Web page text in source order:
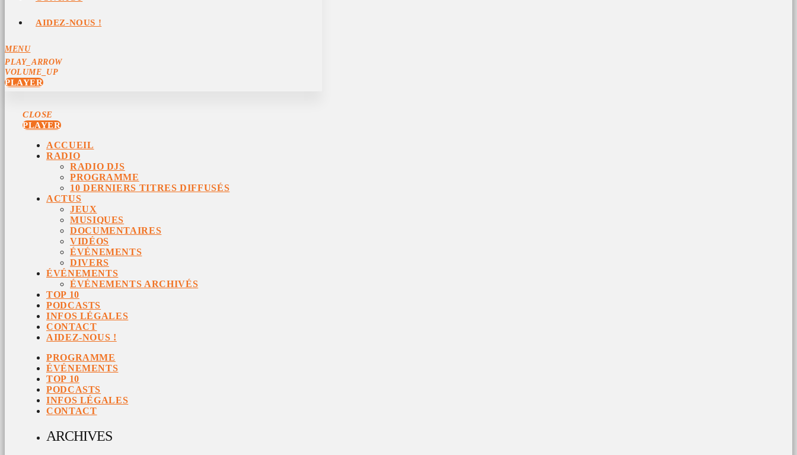
AIDEZ-NOUS !
MENU
PLAY_ARROW
VOLUME_UP
PLAYER
CLOSE
PLAYER
ACCUEIL
RADIO
RADIO DJS
PROGRAMME
10 DERNIERS TITRES DIFFUSÉS
ACTUS
JEUX
MUSIQUES
DOCUMENTAIRES
VIDÉOS
ÉVÉNEMENTS
DIVERS
ÉVÉNEMENTS
ÉVÉNEMENTS ARCHIVÉS
TOP 10
PODCASTS
INFOS LÉGALES
CONTACT
AIDEZ-NOUS !
PROGRAMME
ÉVÉNEMENTS
TOP 10
PODCASTS
INFOS LÉGALES
CONTACT
ARCHIVES